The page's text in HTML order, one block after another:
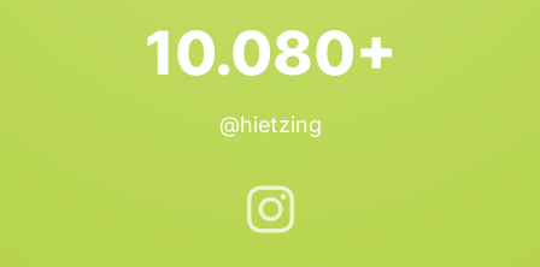
10.080+
@hietzing